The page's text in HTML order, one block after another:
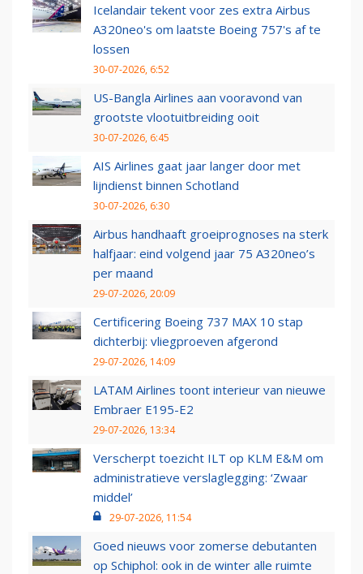
Icelandair tekent voor zes extra Airbus
A320neo's om laatste Boeing 757's af te
lossen
30-07-2026, 6:52
US-Bangla Airlines aan vooravond van
grootste vlootuitbreiding ooit
30-07-2026, 6:45
AIS Airlines gaat jaar langer door met
lijndienst binnen Schotland
30-07-2026, 6:30
Airbus handhaaft groeiprognoses na sterk
halfjaar: eind volgend jaar 75 A320neo’s
per maand
29-07-2026, 20:09
Certificering Boeing 737 MAX 10 stap
dichterbij: vliegproeven afgerond
29-07-2026, 14:09
LATAM Airlines toont interieur van nieuwe
Embraer E195-E2
29-07-2026, 13:34
Verscherpt toezicht ILT op KLM E&M om
administratieve verslaglegging: ‘Zwaar
middel’
29-07-2026, 11:54
Goed nieuws voor zomerse debutanten
op Schiphol: ook in de winter alle ruimte